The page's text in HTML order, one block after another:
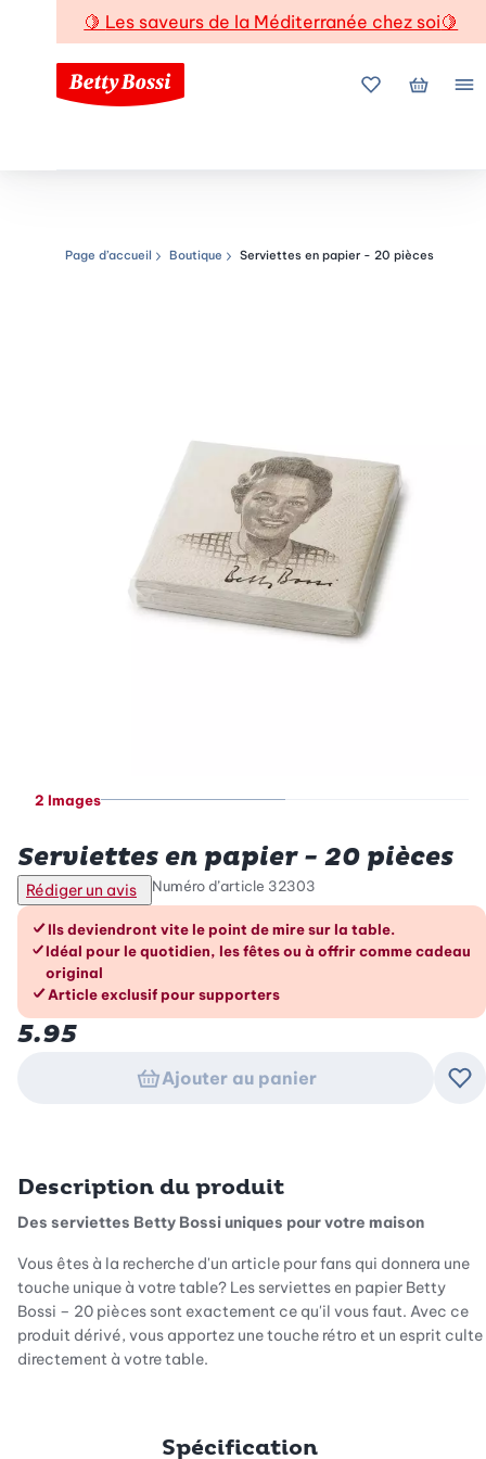
🍋 Les saveurs de la Méditerranée chez soi🍋
Mes favoris
Mon
Chemin de navigation
Page d’accueil Boutique Serviettes en papier - 20 pièces
2 Images
Serviettes en papier - 20 pièces
Rédiger un avis Numéro d’article 32303
Les avantages en un coup d’œil
Ils deviendront vite le point de mire sur la table.
Idéal pour le quotidien, les fêtes ou à offrir comme cadeau
original
Article exclusif pour supporters
5.95
Ajouter au panier
Description du produit
Des serviettes Betty Bossi uniques pour votre maison
Vous êtes à la recherche d'un article pour fans qui donnera une
touche unique à votre table? Les serviettes en papier Betty
Bossi – 20 pièces sont exactement ce qu'il vous faut. Avec ce
produit dérivé, vous apportez une touche rétro et un esprit culte
directement à votre table.
Ils attirent tous les regards sur la table
Spécification